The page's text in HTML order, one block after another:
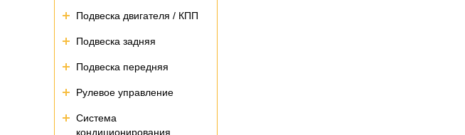
Подвеска двигателя / КПП
Подвеска задняя
Подвеска передняя
Рулевое управление
Система
кондиционирования